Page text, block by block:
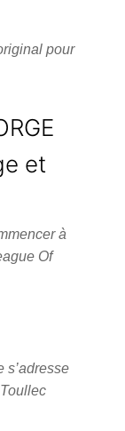
pour
et
à
Of
s’adresse